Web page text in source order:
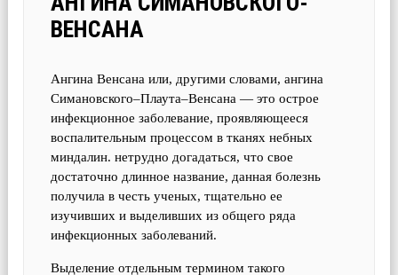
ВЕНСАНА
Ангина Венсана или, другими словами, ангина
Симановского–Плаута–Венсана — это острое
инфекционное заболевание, проявляющееся
воспалительным процессом в тканях небных
миндалин. нетрудно догадаться, что свое
достаточно длинное название, данная болезнь
получила в честь ученых, тщательно ее
изучивших и выделивших из общего ряда
инфекционных заболеваний.
Выделение отдельным термином такого